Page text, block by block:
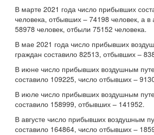
В марте 2021 года число прибывших
человека, отбывших – 74198 человек, а
58978 человек, отбыли 75152 человека.
В мае 2021 года число прибывших
граждан составило 82513, отбывших –
В июне число прибывших воздушным
составило 109225, число отбывших –
В июле число прибывших воздушным
составило 158999, отбывших – 141952.
В августе число прибывших воздушным
составило 164864, число отбывших –